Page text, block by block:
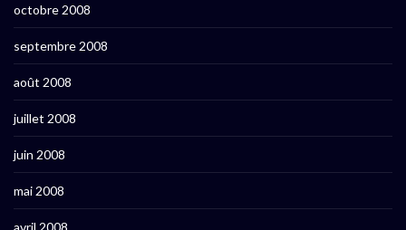
octobre 2008
septembre 2008
août 2008
juillet 2008
juin 2008
mai 2008